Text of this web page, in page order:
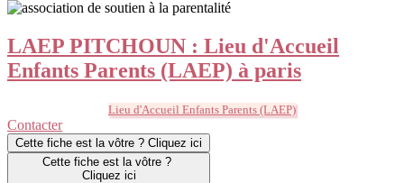
LAEP PITCHOUN : Lieu d'Accueil
Enfants Parents (LAEP) à paris
Lieu d'Accueil Enfants Parents (LAEP)
Contacter
Cette fiche est la vôtre ? Cliquez ici
Cette fiche est la vôtre ?
Cliquez ici